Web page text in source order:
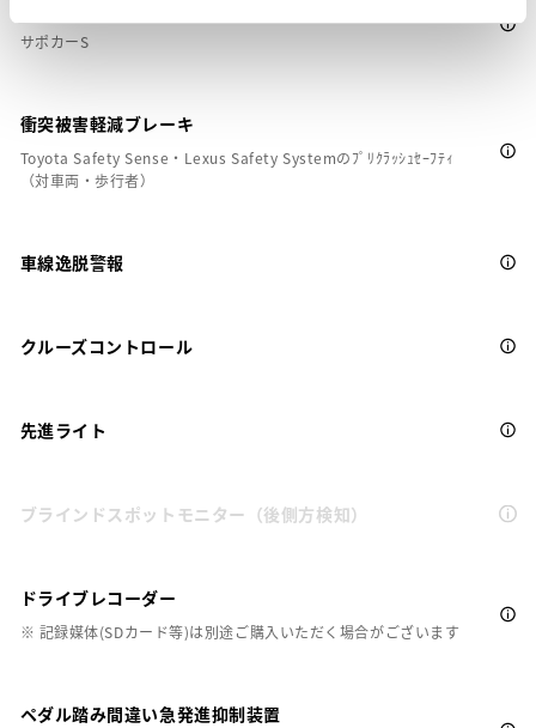
サポカーS
衝突被害軽減ブレーキ
Toyota Safety Sense・Lexus Safety Systemのﾌﾟﾘｸﾗｯｼｭｾｰﾌﾃｨ
（対車両・歩行者）
車線逸脱警報
クルーズコントロール
先進ライト
ブラインドスポットモニター（後側方検知）
ドライブレコーダー
※ 記録媒体(SDカード等)は別途ご購入いただく場合がございます
ペダル踏み間違い急発進抑制装置